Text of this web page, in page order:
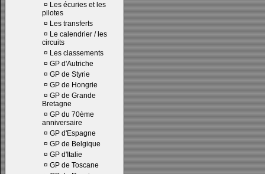
¤ Les écuries et les
pilotes
¤ Les transferts
¤ Le calendrier / les
circuits
¤ Les classements
¤ GP d'Autriche
¤ GP de Styrie
¤ GP de Hongrie
¤ GP de Grande
Bretagne
¤ GP du 70ème
anniversaire
¤ GP d'Espagne
¤ GP de Belgique
¤ GP d'Italie
¤ GP de Toscane